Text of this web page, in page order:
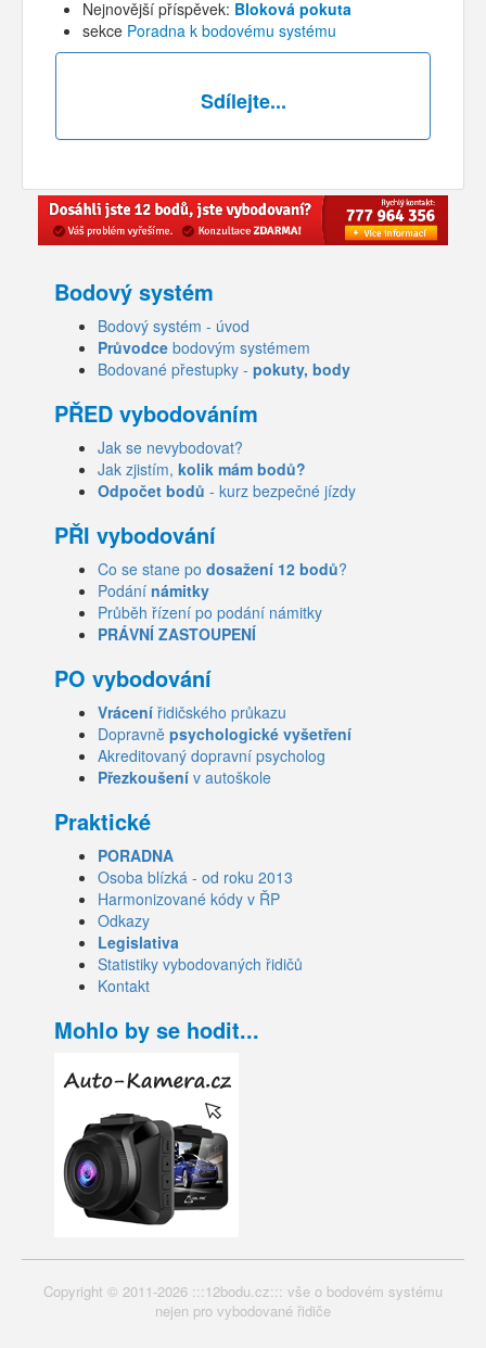
Nejnovější příspěvek: Bloková pokuta
sekce Poradna k bodovému systému
Sdílejte...
Bodový systém
Bodový systém - úvod
Průvodce bodovým systémem
Bodované přestupky - pokuty, body
PŘED vybodováním
Jak se nevybodovat?
Jak zjistím, kolik mám bodů?
Odpočet bodů - kurz bezpečné jízdy
PŘI vybodování
Co se stane po dosažení 12 bodů?
Podání námitky
Průběh řízení po podání námitky
PRÁVNÍ ZASTOUPENÍ
PO vybodování
Vrácení řidičského průkazu
Dopravně psychologické vyšetření
Akreditovaný dopravní psycholog
Přezkoušení v autoškole
Praktické
PORADNA
Osoba blízká - od roku 2013
Harmonizované kódy v ŘP
Odkazy
Legislativa
Statistiky vybodovaných řidičů
Kontakt
Mohlo by se hodit...
Copyright © 2011-2026 :::12bodu.cz::: vše o bodovém systému
nejen pro vybodované řidiče